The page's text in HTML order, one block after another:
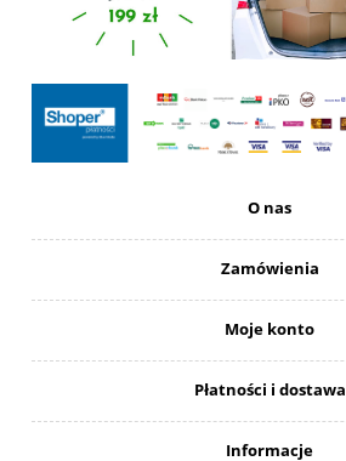
O nas
Zamówienia
Moje konto
Płatności i dostawa
Informacje